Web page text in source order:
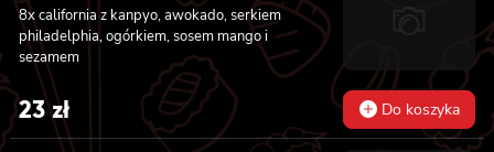
8x california z kanpyo, awokado, serkiem
philadelphia, ogórkiem, sosem mango i
sezamem
23zł Do koszyka